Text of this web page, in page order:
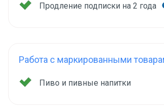
Продление подписки на 2 года
Работа с маркированными
Пиво и пивные напитки